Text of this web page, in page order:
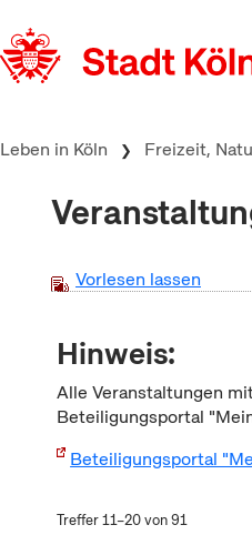
Leben in Köln Freizeit,
Vorlesen lassen
Hinweis:
Alle Veranstaltungen
Beteiligungsportal
Beteiligungsportal
Treffer 11–20 von 91